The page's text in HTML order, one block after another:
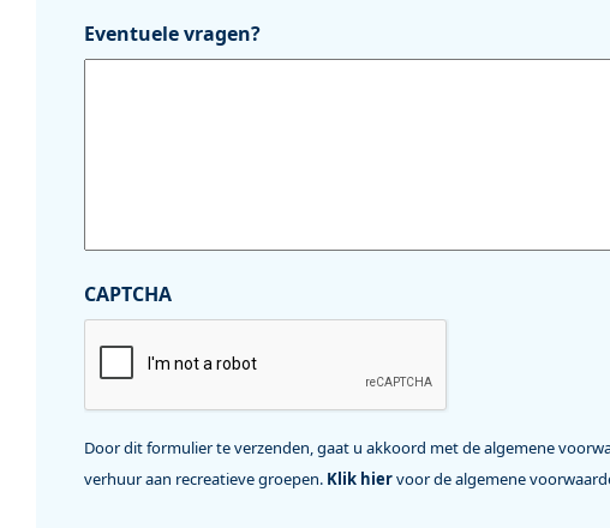
Eventuele vragen?
CAPTCHA
Door dit formulier te verzenden, gaat u akkoord met de algemene
verhuur aan recreatieve groepen. Klik hiervoor de algemene